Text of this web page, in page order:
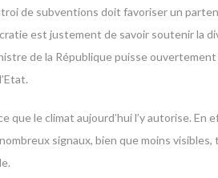
de subventions doit favoriser un
est justement de savoir soutenir
de la République puisse
le climat aujourd’hui l’y autorise.
signaux, bien que moins